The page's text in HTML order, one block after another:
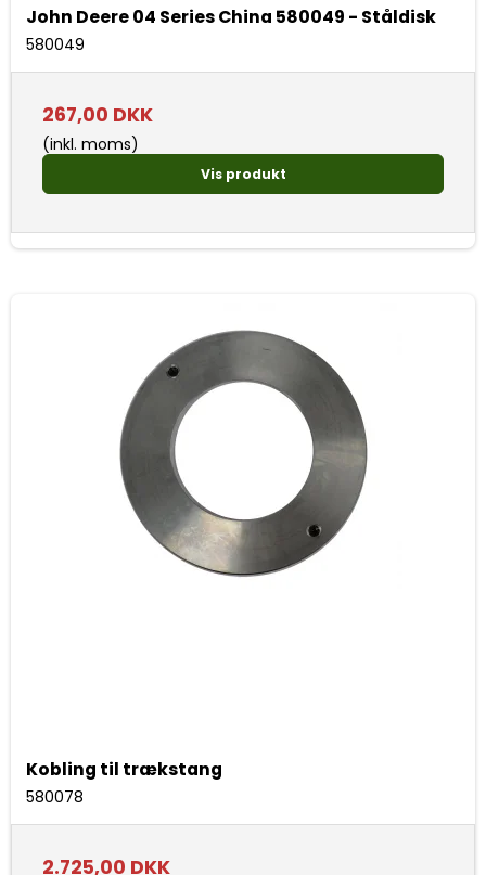
John Deere 04 Series China 580049 - Ståldisk
580049
267,00 DKK
(inkl. moms)
Vis produkt
Kobling til trækstang
580078
2.725,00 DKK